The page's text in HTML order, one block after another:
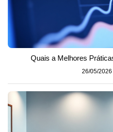
Quais a Melhores
26/05/2026